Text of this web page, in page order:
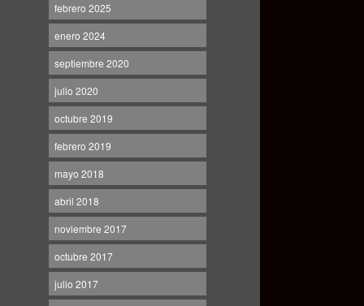
febrero 2025
enero 2024
septiembre 2020
julio 2020
octubre 2019
febrero 2019
mayo 2018
abril 2018
noviembre 2017
octubre 2017
julio 2017